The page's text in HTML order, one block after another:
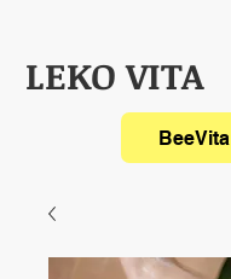
LEKO VITA
BeeVita